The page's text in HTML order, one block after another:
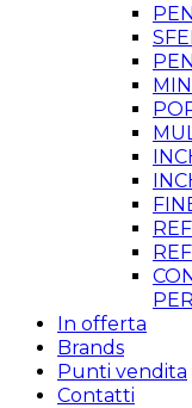
In offerta
Brands
Punti vendita
Contatti